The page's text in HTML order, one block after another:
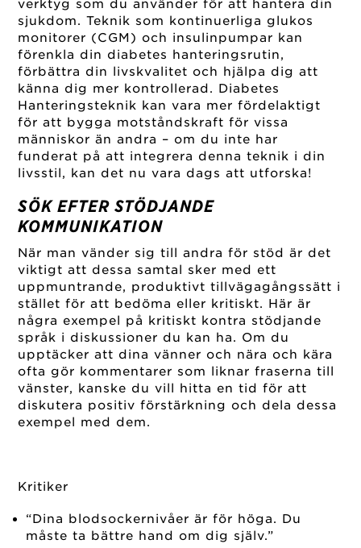
verktyg som du använder för att hantera din
sjukdom. Teknik som kontinuerliga glukos
monitorer (CGM) och insulinpumpar kan
förenkla din diabetes hanteringsrutin,
förbättra din livskvalitet och hjälpa dig att
känna dig mer kontrollerad. Diabetes
Hanteringsteknik kan vara mer fördelaktigt
för att bygga motståndskraft för vissa
människor än andra – om du inte har
funderat på att integrera denna teknik i din
livsstil, kan det nu vara dags att utforska!
SÖK EFTER STÖDJANDE
KOMMUNIKATION
När man vänder sig till andra för stöd är det
viktigt att dessa samtal sker med ett
uppmuntrande, produktivt tillvägagångssätt i
stället för att bedöma eller kritiskt. Här är
några exempel på kritiskt kontra stödjande
språk i diskussioner du kan ha. Om du
upptäcker att dina vänner och nära och kära
ofta gör kommentarer som liknar fraserna till
vänster, kanske du vill hitta en tid för att
diskutera positiv förstärkning och dela dessa
exempel med dem.
Kritiker
“Dina blodsockernivåer är för höga. Du
måste ta bättre hand om dig själv.”